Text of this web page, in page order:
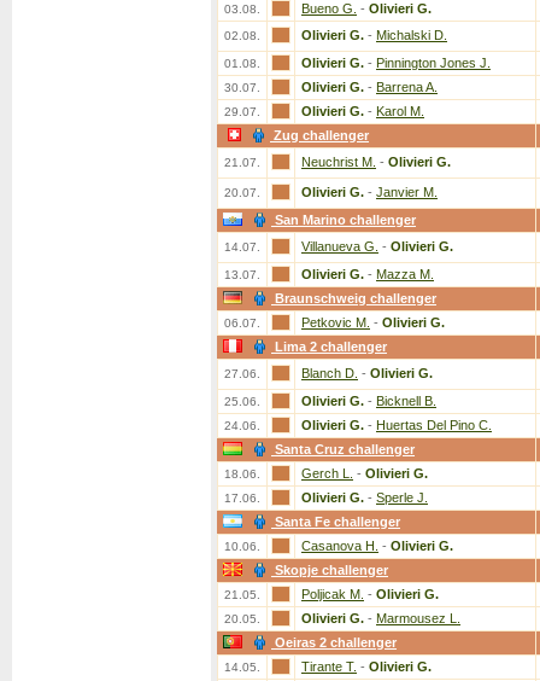
03.08. Bueno G. - Olivieri G.
02.08. Olivieri G. - Michalski D.
01.08. Olivieri G. - Pinnington Jones J.
30.07. Olivieri G. - Barrena A.
29.07. Olivieri G. - Karol M.
Zug challenger
21.07. Neuchrist M. - Olivieri G.
20.07. Olivieri G. - Janvier M.
San Marino challenger
14.07. Villanueva G. - Olivieri G.
13.07. Olivieri G. - Mazza M.
Braunschweig challenger
06.07. Petkovic M. - Olivieri G.
Lima 2 challenger
27.06. Blanch D. - Olivieri G.
25.06. Olivieri G. - Bicknell B.
24.06. Olivieri G. - Huertas Del Pino C.
Santa Cruz challenger
18.06. Gerch L. - Olivieri G.
17.06. Olivieri G. - Sperle J.
Santa Fe challenger
10.06. Casanova H. - Olivieri G.
Skopje challenger
21.05. Poljicak M. - Olivieri G.
20.05. Olivieri G. - Marmousez L.
Oeiras 2 challenger
14.05. Tirante T. - Olivieri G.